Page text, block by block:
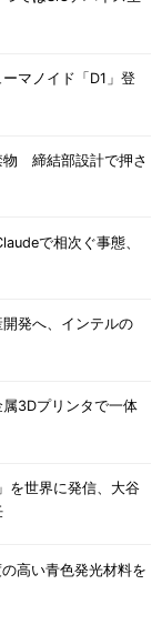
マノイド「D1」登
物 締結部設計で押さ
で相次ぐ事態、
発へ、インテルの
3Dプリンタで一体
を世界に発信、大谷
高い青色発光材料を